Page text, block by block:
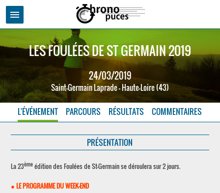
menu
LES FOULÉES DE ST GERMAIN 2019
24/03/2019
Saint-Germain Laprade - Haute-Loire (43)
L'ÉVÉNEMENT PARCOURS RÉSULTATS COMMENTAIRES
PRÉSENTATION
La 23èmeédition des Foulées de St-Germain se déroulera sur 2 jours.
●LE PROGRAMME DU WEEK-END